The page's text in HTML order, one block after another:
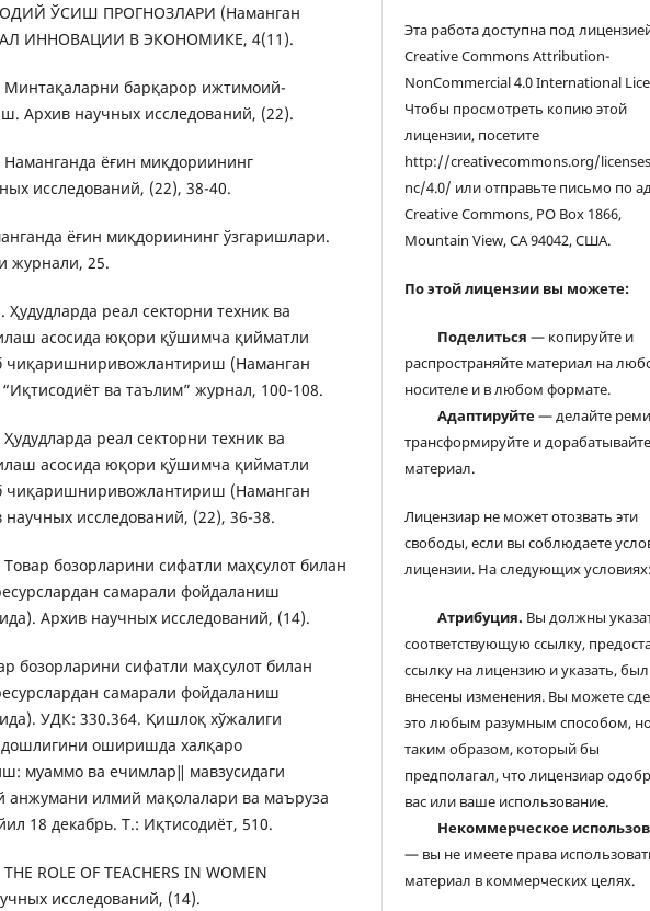
ЎСИШ ПРОГНОЗЛАРИ (Наманган
ИННОВАЦИИ В ЭКОНОМИКЕ, 4(11).
Минтақаларни барқарор ижтимоий-
Архив научных исследований, (22).
Наманганда ёғин миқдориининг
исследований, (22), 38-40.
ёғин миқдориининг ўзгаришлари.
журнали, 25.
реал секторни техник ва
асосида юқори қўшимча қийматли
чиқаришниривожлантириш (Наманган
ва таълим” журнал, 100-108.
реал секторни техник ва
асосида юқори қўшимча қийматли
чиқаришниривожлантириш (Наманган
исследований, (22), 36-38.
бозорларини сифатли маҳсулот билан
самарали фойдаланиш
Архив научных исследований, (14).
бозорларини сифатли маҳсулот билан
самарали фойдаланиш
УДК: 330.364. Қишлоқ хўжалиги
оширишда халқаро
муаммо ва ечимлар‖ мавзусидаги
анжумани илмий мақолалари ва маъруза
18 декабрь. Т.: Иқтисодиёт, 510.
ROLE OF TEACHERS IN WOMEN
исследований, (14).
Эта работа доступна под
Creative Commons Attribution-
NonCommercial 4.0 International
Чтобы просмотреть копию этой
лицензии, посетите
http://creativecommons.org/
nc/4.0/ или отправьте письмо по
Creative Commons, PO Box 1866,
Mountain View, CA 94042, США.
По этой лицензии вы можете:
Поделиться — копируйте и
распространяйте материал на
носителе и в любом формате.
Адаптируйте— делайте
трансформируйте и дорабатывайте
материал.
Лицензиар не может отозвать эти
свободы, если вы соблюдаете
лицензии. На следующих условиях:
Атрибуция. Вы должны
соответствующую ссылку,
ссылку на лицензию и указать,
внесены изменения. Вы можете
это любым разумным способом,
таким образом, который бы
предполагал, что лицензиар
вас или ваше использование.
Некоммерческое
— вы не имеете права
материал в коммерческих целях.